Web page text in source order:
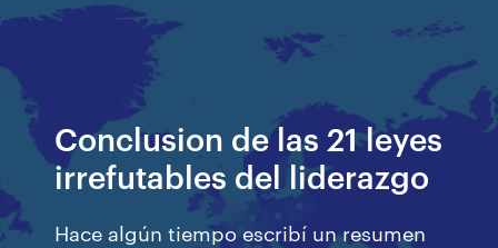
Conclusion de las 21 leyes
irrefutables del liderazgo
Hace algún tiempo escribí un resumen